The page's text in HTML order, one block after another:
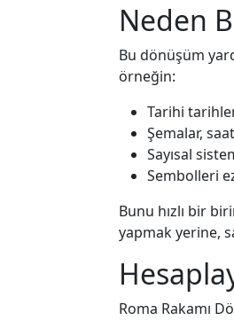
Neden
Bu dönüşüm
örneğin:
Tarihi
Şemalar,
Sayısal
Sembolleri
Bunu hızlı bir
yapmak yerine,
Roma Rakamı